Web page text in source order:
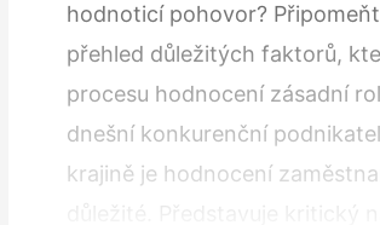
hodnoticí pohovor?
přehled důležitých faktorů,
procesu hodnocení zásadní
dnešní konkurenční
krajině je hodnocení